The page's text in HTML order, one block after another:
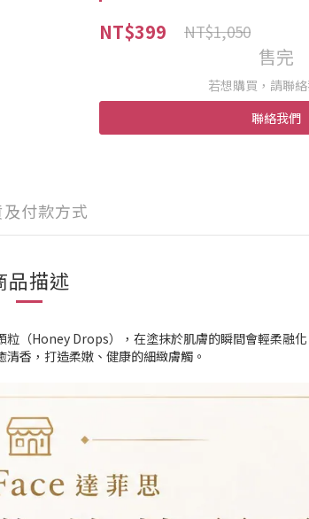
NT$399 NT$1,050
售完
若想購買，請聯絡
聯絡我們
及付款方式
品描述
（Honey Drops），在塗抹於肌膚的瞬間會輕柔融
香，打造柔嫩、健康的細緻膚觸。